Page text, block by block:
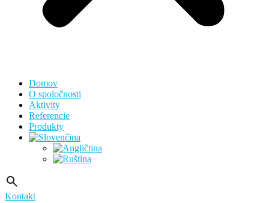
Domov
O spoločnosti
Aktivity
Referencie
Produkty
Kontakt